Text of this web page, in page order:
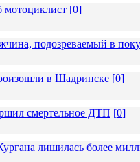
[0]
подозреваемый в
в Шадринске [0]
смертельное ДТП [0]
лишилась более